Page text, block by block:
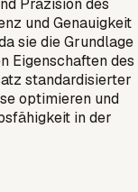
und Genauigkeit
sie die Grundlage
Eigenschaften des
standardisierter
optimieren und
in der